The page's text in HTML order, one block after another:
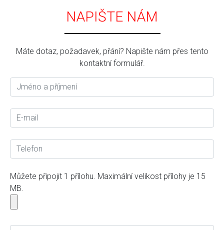
NAPIŠTE NÁM
Máte dotaz, požadavek, přání? Napište nám přes tento
kontaktní formulář.
Můžete připojit 1 přílohu. Maximální velikost přílohy je 15
MB.